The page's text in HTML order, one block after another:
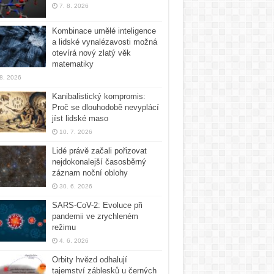
7. 8. 2026
Kombinace umělé inteligence
a lidské vynalézavosti možná
otevírá nový zlatý věk
matematiky
2026
Kanibalistický kompromis:
Proč se dlouhodobě nevyplácí
jíst lidské maso
10. 7. 2026
Lidé právě začali pořizovat
nejdokonalejší časosběrný
záznam noční oblohy
30. 6. 2026
SARS-CoV-2: Evoluce při
pandemii ve zrychleném
režimu
4. 6. 2026
Orbity hvězd odhalují
tajemství záblesků u černých